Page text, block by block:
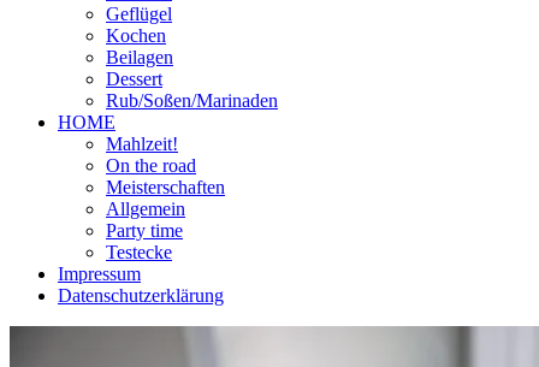
Geflügel
Kochen
Beilagen
Dessert
Rub/Soßen/Marinaden
HOME
Mahlzeit!
On the road
Meisterschaften
Allgemein
Party time
Testecke
Impressum
Datenschutzerklärung